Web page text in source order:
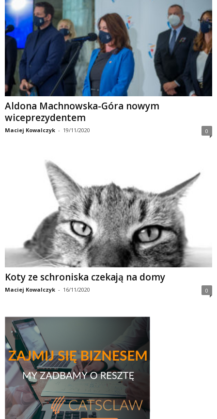
Aldona Machnowska-Góra nowym
wiceprezydentem
Maciej Kowalczyk - 19/11/2020 0
Koty ze schroniska czekają na domy
Maciej Kowalczyk - 16/11/2020 0